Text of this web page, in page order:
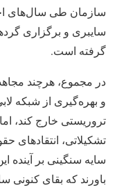
سازمان طی سال‌های
سایبری و برگزاری
گرفته است.
در مجموع، هرچند
و بهره‌گیری از شبکه
تروریستی خارج کند،
تشکیلاتی، انتقادهای
سایه سنگینی بر آینده
باورند که بقای کنونی